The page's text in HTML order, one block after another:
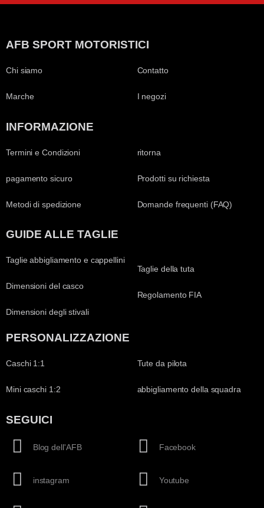
AFB SPORT MOTORISTICI
Chi siamo
Marche
Contatto
I negozi
INFORMAZIONE
Termini e Condizioni
pagamento sicuro
Metodi di spedizione
ritorna
Prodotti su richiesta
Domande frequenti (FAQ)
GUIDE ALLE TAGLIE
Taglie abbigliamento e cappellini
Dimensioni del casco
Dimensioni degli stivali
Taglie della tuta
Regolamento FIA
PERSONALIZZAZIONE
Caschi 1:1
Mini caschi 1:2
Tute da pilota
abbigliamento della squadra
SEGUICI
Blog dell'AFB
instagram
Facebook
Youtube